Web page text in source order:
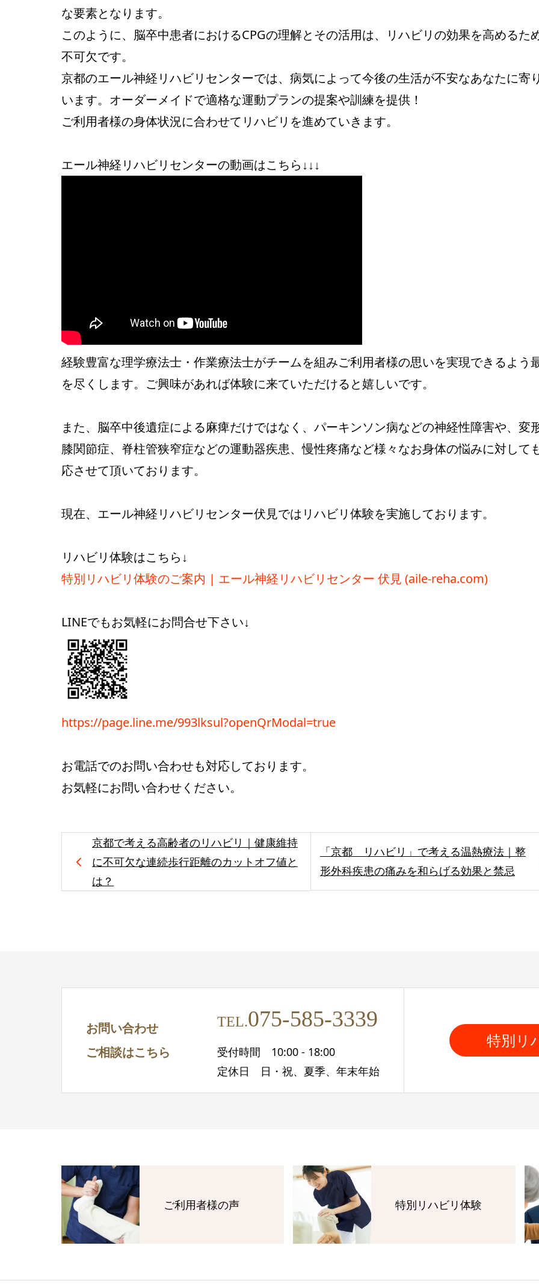
な要素となります。
このように、脳卒中患者におけるCPGの理解とその活用は、リハビリの効果を高めるた
不可欠です。
京都のエール神経リハビリセンターでは、病気によって今後の生活が不安なあなたに寄
います。オーダーメイドで適格な運動プランの提案や訓練を提供！
ご利用者様の身体状況に合わせてリハビリを進めていきます。
エール神経リハビリセンターの動画はこちら↓↓↓
経験豊富な理学療法士・作業療法士がチームを組みご利用者様の思いを実現できるよう
を尽くします。ご興味があれば体験に来ていただけると嬉しいです。
また、脳卒中後遺症による麻痺だけではなく、パーキンソン病などの神経性障害や、変
膝関節症、脊柱管狭窄症などの運動器疾患、慢性疼痛など様々なお身体の悩みに対して
応させて頂いております。
現在、エール神経リハビリセンター伏見ではリハビリ体験を実施しております。
リハビリ体験はこちら↓
特別リハビリ体験のご案内 | エール神経リハビリセンター 伏見 (aile-reha.com)
LINEでもお気軽にお問合せ下さい↓
https://page.line.me/993lksul?openQrModal=true
お電話でのお問い合わせも対応しております。
お気軽にお問い合わせください。
京都で考える高齢者のリハビリ｜健康維持
に不可欠な連続歩行距離のカットオフ値と
は？
「京都 リハビリ」で考える温熱療法｜整
形外科疾患の痛みを和らげる効果と禁忌
お問い合わせ
ご相談はこちら
TEL.075-585-3339
受付時間 10:00 - 18:00
定休日 日・祝、夏季、年末年始
特別リ
ご利用者様の声 特別リハビリ体験